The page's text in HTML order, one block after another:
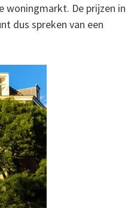
woningmarkt. De prijzen in
dus spreken van een